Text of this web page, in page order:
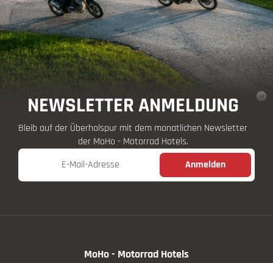
NEWSLETTER ANMELDUNG
Bleib auf der Überholspur mit dem monatlichen Newsletter
der MoHo - Motorrad Hotels.
E-Mail-Adresse
Anmelden
MoHo - Motorrad Hotels